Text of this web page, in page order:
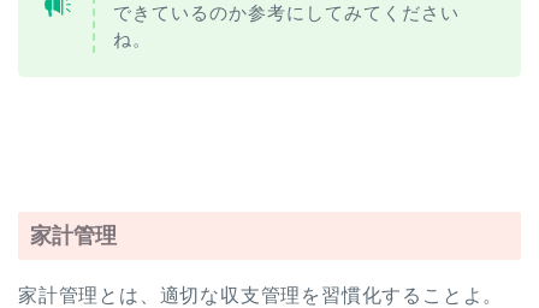
できているのか参考にしてみてください
ね。
家計管理
家計管理とは、適切な収支管理を習慣化することよ。